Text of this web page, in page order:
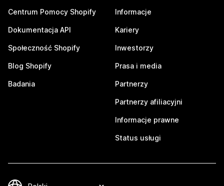
Centrum Pomocy Shopify
Dokumentacja API
Społeczność Shopify
Blog Shopify
Badania
Informacje
Kariery
Inwestorzy
Prasa i media
Partnerzy
Partnerzy afiliacyjni
Informacje prawne
Status usługi